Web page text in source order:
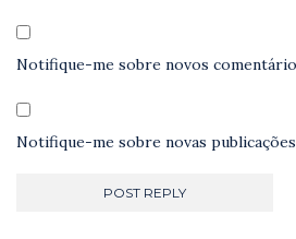
Notifique-me sobre novos
Notifique-me sobre novas